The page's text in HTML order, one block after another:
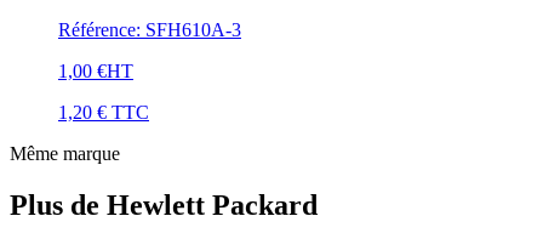
Référence: SFH610A-3
1,00 €HT
1,20 € TTC
Même marque
Plus de Hewlett Packard